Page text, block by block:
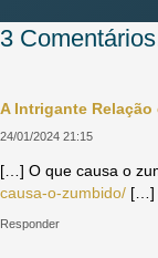
3 Comentários
A Intrigante
24/01/2024 21:15
[…] O que causa o
causa-o-zumbido/ […]
Responder